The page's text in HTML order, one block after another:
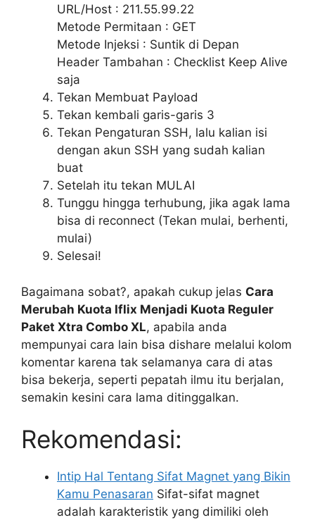
URL/Host : 211.55.99.22
Metode Permitaan : GET
Metode Injeksi : Suntik di Depan
Header Tambahan : Checklist Keep Alive
saja
Tekan Membuat Payload
Tekan kembali garis-garis 3
Tekan Pengaturan SSH, lalu kalian isi
dengan akun SSH yang sudah kalian
buat
Setelah itu tekan MULAI
Tunggu hingga terhubung, jika agak lama
bisa di reconnect (Tekan mulai, berhenti,
mulai)
Selesai!
Bagaimana sobat?, apakah cukup jelas Cara
Merubah Kuota Iflix Menjadi Kuota Reguler
Paket Xtra Combo XL, apabila anda
mempunyai cara lain bisa dishare melalui kolom
komentar karena tak selamanya cara di atas
bisa bekerja, seperti pepatah ilmu itu berjalan,
semakin kesini cara lama ditinggalkan.
Rekomendasi:
Intip Hal Tentang Sifat Magnet yang Bikin
Kamu Penasaran Sifat-sifat magnet
adalah karakteristik yang dimiliki oleh